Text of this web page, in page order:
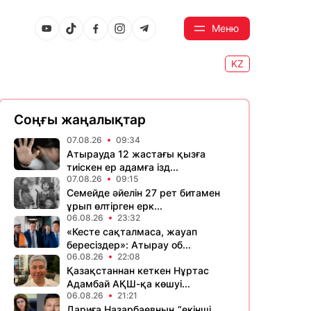
Меню
KZ
Соңғы жаңалықтар
07.08.26 09:34
Атырауда 12 жастағы қызға
тиіскен ер адамға ізд...
07.08.26 09:15
Семейде әйелін 27 рет битамен
ұрып өлтірген ерк...
06.08.26 23:32
«Кесте сақталмаса, жауап
бересіздер»: Атырау об...
06.08.26 22:08
Қазақстаннан кеткен Нұртас
Адамбай АҚШ-қа көшуі...
06.08.26 21:21